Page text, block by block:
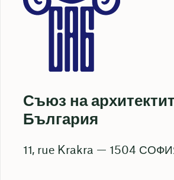
Съюз на
България
11, rue Krakra — 1504